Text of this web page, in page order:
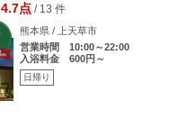
4.7点/ 13 件
熊本県 / 上天草市
営業時間 10:00～22:00
入浴料金 600円～
日帰り